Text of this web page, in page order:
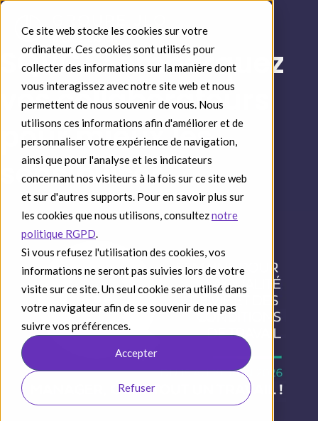
Ce site web stocke les cookies sur votre
ordinateur. Ces cookies sont utilisés pour
collecter des informations sur la manière dont
vous interagissez avec notre site web et nous
permettent de nous souvenir de vous. Nous
utilisons ces informations afin d'améliorer et de
personnaliser votre expérience de navigation,
ainsi que pour l'analyse et les indicateurs
concernant nos visiteurs à la fois sur ce site web
et sur d'autres supports. Pour en savoir plus sur
les cookies que nous utilisons, consulteznotre
politique RGPD.
Si vous refusez l'utilisation des cookies, vos
informations ne seront pas suivies lors de votre
visite sur ce site. Un seul cookie sera utilisé dans
votre navigateur afin de se souvenir de ne pas
suivre vos préférences.
Accepter
Refuser
SQVCT : embarquez
vos collaborateurs
pour mieux les
sensibiliser